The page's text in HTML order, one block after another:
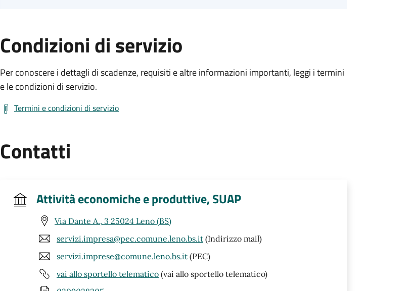
Condizioni di servizio
Per conoscere i dettagli di scadenze, requisiti e altre informazioni importanti, leggi i termini
e le condizioni di servizio.
Termini e condizioni di servizio
Contatti
Attività economiche e produttive, SUAP
Via Dante A., 3 25024 Leno (BS)
servizi.impresa@pec.comune.leno.bs.it (Indirizzo mail)
servizi.imprese@comune.leno.bs.it (PEC)
vai allo sportello telematico (vai allo sportello telematico)